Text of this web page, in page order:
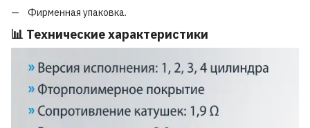
Фирменная упаковка.
📊 Технические характеристики